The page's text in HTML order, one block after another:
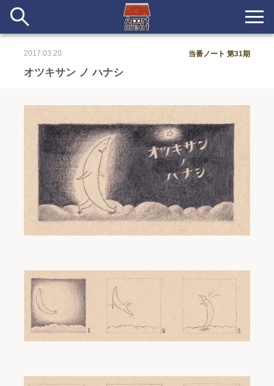
#アイデア #イベント #インド #エッセイ #ボツ #マルシェ
#日記 #暮らし #生活 #留学 #考え事 #音楽
イベント&ショップ
長期滞在者&more
寄付について
配信
入居者一覧
オツキサン ノ ハナシ
2017.03.20 当番ノート 第31期